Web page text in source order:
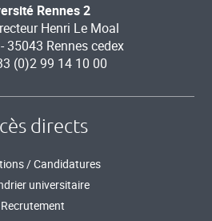
Rennes 2
Henri Le Moal
35043 Rennes cedex
(0)2 99 14 10 00
directs
/ Candidatures
universitaire
Recrutement